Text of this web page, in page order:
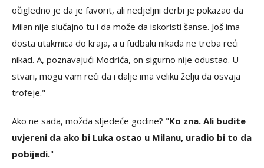
očigledno je da je favorit, ali nedjeljni derbi je pokazao da
Milan nije slučajno tu i da može da iskoristi šanse. Još ima
dosta utakmica do kraja, a u fudbalu nikada ne treba reći
nikad. A, poznavajući Modrića, on sigurno nije odustao. U
stvari, mogu vam reći da i dalje ima veliku želju da osvaja
trofeje."
Ako ne sada, možda sljedeće godine? "Ko zna. Ali budite
uvjereni da ako bi Luka ostao u Milanu, uradio bi to da
pobijedi."